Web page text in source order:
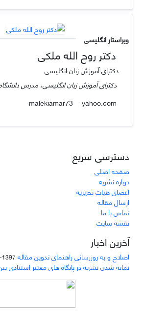
ویراستار انگلیسی
دکتر روح الله ملکی
دکترای آموزش زبان انگلیسی
دکترای آموزش زبان انگلیسی، مدرس
yahoo.com
دسترسی سریع
صفحه اصلی
درباره نشریه
اعضای هیات تحریریه
ارسال مقاله
تماس با ما
نقشه سایت
آخرین اخبار
اصلاح و به روزرسانی راهنمای تدوین مقاله 1397-02-24
نمایه شدن نشریه در پایگاه های معتبر استنادی